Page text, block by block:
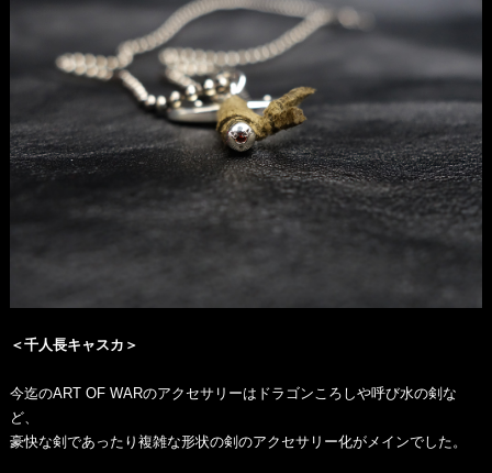
＜千人長キャスカ＞
今迄のART OF WARのアクセサリーはドラゴンころしや呼び水の剣な
ど、
豪快な剣であったり複雑な形状の剣のアクセサリー化がメインでした。